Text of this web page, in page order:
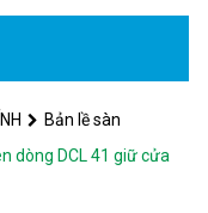
Bản lề sàn
dòng DCL 41 giữ cửa